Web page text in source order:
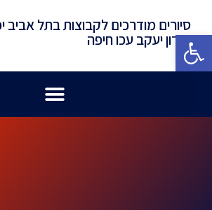
פתח סרגל נגישות
סיורים מודרכים לקבוצות בתל אביב
זכרון יעקב עכו חיפה